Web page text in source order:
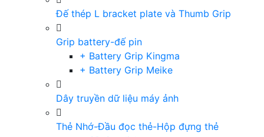
Đế thép L bracket plate và Thumb Grip
Grip battery-đế pin
+ Battery Grip Kingma
+ Battery Grip Meike
Dây truyền dữ liệu máy ảnh
Thẻ Nhớ-Đầu đọc thẻ-Hộp đựng thẻ